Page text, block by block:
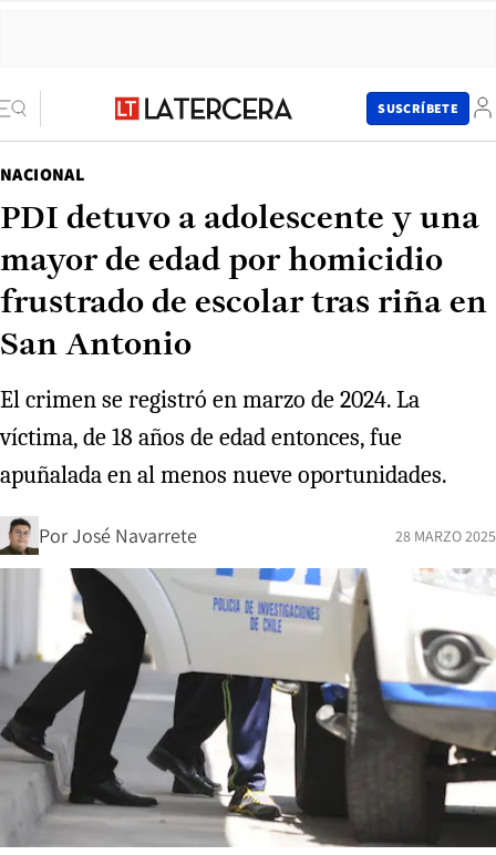
SUSCRÍBETE
NACIONAL
PDI detuvo a adolescente y una
mayor de edad por homicidio
frustrado de escolar tras riña en
San Antonio
El crimen se registró en marzo de 2024. La
víctima, de 18 años de edad entonces, fue
apuñalada en al menos nueve oportunidades.
PorJosé Navarrete 28 MARZO 2025